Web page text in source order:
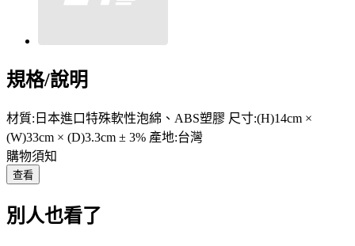
規格/說明
材質:日本進口特殊軟性泡綿、ABS塑膠 尺寸:(H)14cm ×
(W)33cm × (D)3.3cm ± 3% 產地:台灣
購物須知
查看
別人也看了